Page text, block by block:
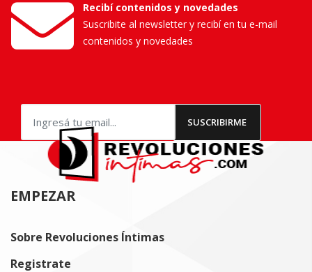
Recibí contenidos y novedades
Suscribite al newsletter y recibí en tu e-mail
contenidos y novedades
EMPEZAR
Sobre Revoluciones Íntimas
Registrate